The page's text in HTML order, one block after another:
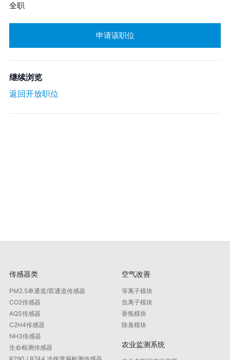
全职
申请该职位
继续浏览
返回开放职位
传感器类
PM2.5单通道/双通道传感器
CO2传感器
AQS传感器
C2H4传感器
NH3传感器
生命检测传感器
空气改善
等离子模块
负离子模块
香氛模块
除臭模块
农业监测系统